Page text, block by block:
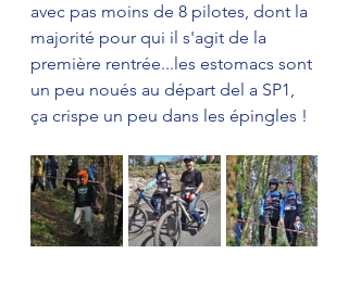
avec pas moins de 8 pilotes, dont la
majorité pour qui il s'agit de la
première rentrée...les estomacs sont
un peu noués au départ del a SP1,
ça crispe un peu dans les épingles !